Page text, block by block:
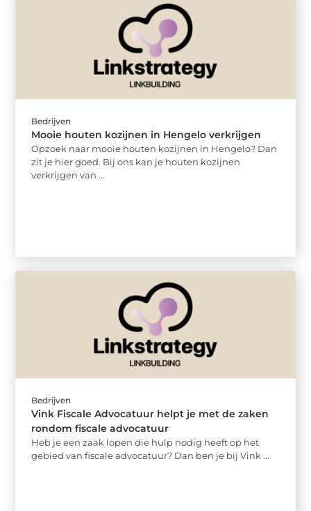
Bedrijven
Mooie houten kozijnen in Hengelo verkrijgen
Opzoek naar mooie houten kozijnen in Hengelo? Dan
zit je hier goed. Bij ons kan je houten kozijnen
verkrijgen van ...
Bedrijven
Vink Fiscale Advocatuur helpt je met de zaken
rondom fiscale advocatuur
Heb je een zaak lopen die hulp nodig heeft op het
gebied van fiscale advocatuur? Dan ben je bij Vink ...